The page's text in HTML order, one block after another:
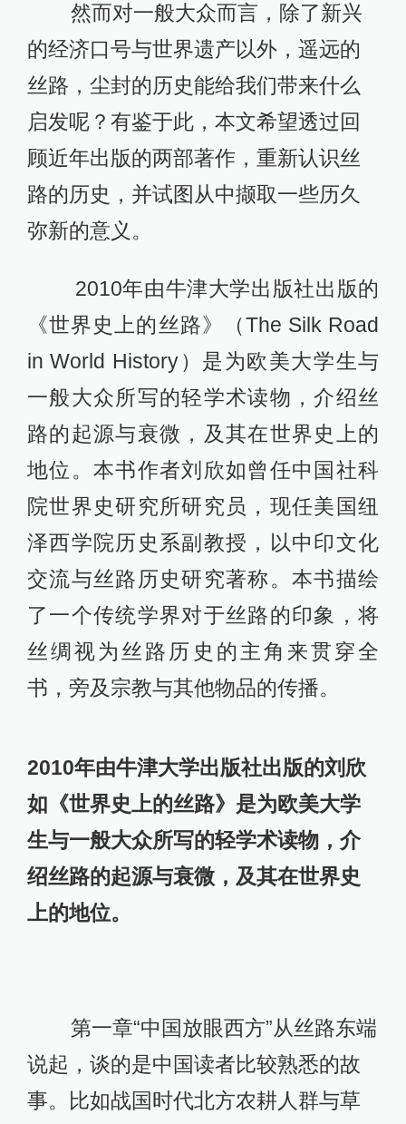
然而对一般大众而言，除了新兴
的经济口号与世界遗产以外，遥远的
丝路，尘封的历史能给我们带来什么
启发呢？有鉴于此，本文希望透过回
顾近年出版的两部著作，重新认识丝
路的历史，并试图从中撷取一些历久
弥新的意义。
2010年由牛津大学出版社出版的
《世界史上的丝路》（The Silk Road
in World History）是为欧美大学生与
一般大众所写的轻学术读物，介绍丝
路的起源与衰微，及其在世界史上的
地位。本书作者刘欣如曾任中国社科
院世界史研究所研究员，现任美国纽
泽西学院历史系副教授，以中印文化
交流与丝路历史研究著称。本书描绘
了一个传统学界对于丝路的印象，将
丝绸视为丝路历史的主角来贯穿全
书，旁及宗教与其他物品的传播。
2010年由牛津大学出版社出版的刘欣
如《世界史上的丝路》是为欧美大学
生与一般大众所写的轻学术读物，介
绍丝路的起源与衰微，及其在世界史
上的地位。
第一章“中国放眼西方”从丝路东端
说起，谈的是中国读者比较熟悉的故
事。比如战国时代北方农耕人群与草